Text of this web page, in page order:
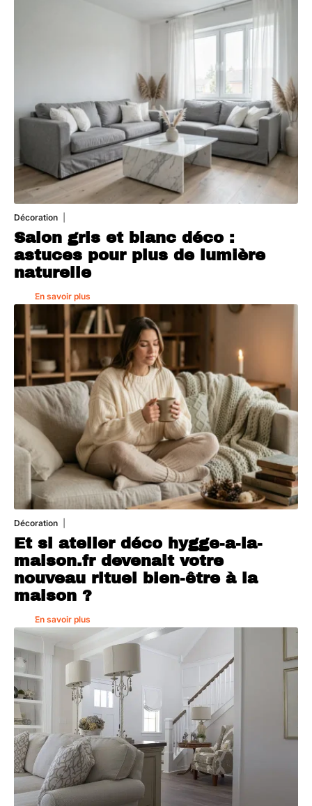
Décoration
Salon gris et blanc déco :
astuces pour plus de lumière
naturelle
En savoir plus
Décoration
Et si atelier déco hygge-a-la-
maison.fr devenait votre
nouveau rituel bien-être à la
maison ?
En savoir plus